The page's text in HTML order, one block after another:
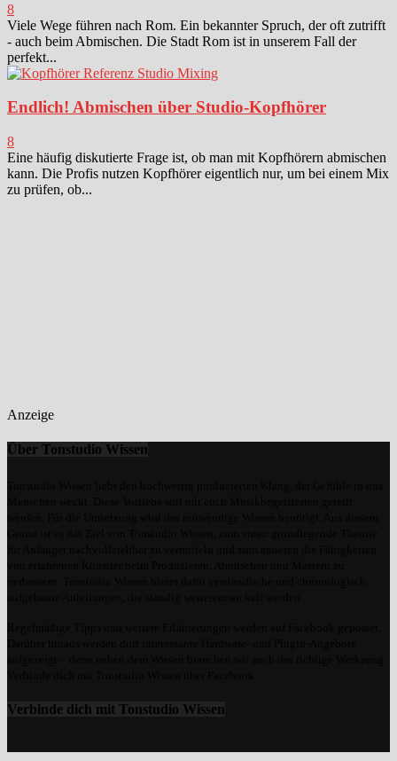
8
Viele Wege führen nach Rom. Ein bekannter Spruch, der oft zutrifft
- auch beim Abmischen. Die Stadt Rom ist in unserem Fall der
perfekt...
Endlich! Abmischen über Studio-Kopfhörer
8
Eine häufig diskutierte Frage ist, ob man mit Kopfhörern abmischen
kann. Die Profis nutzen Kopfhörer eigentlich nur, um bei einem Mix
zu prüfen, ob...
Anzeige
Über Tonstudio Wissen
Verbinde dich mit Tonstudio Wissen